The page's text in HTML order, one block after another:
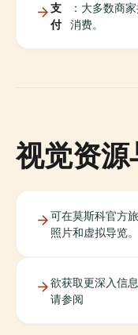
支
付
：大多数商
消费。
视觉资
可在莫斯科官方
照片和虚拟导览。
欲获取更深入信息
请参阅